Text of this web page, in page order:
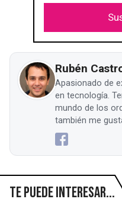
Rubén
Apasionado de
en tecnología.
mundo de los
también me
Te puede interesar...